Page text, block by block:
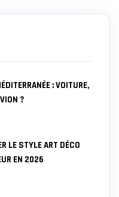
: VOITURE,
?
LE STYLE ART DÉCO
EN 2026